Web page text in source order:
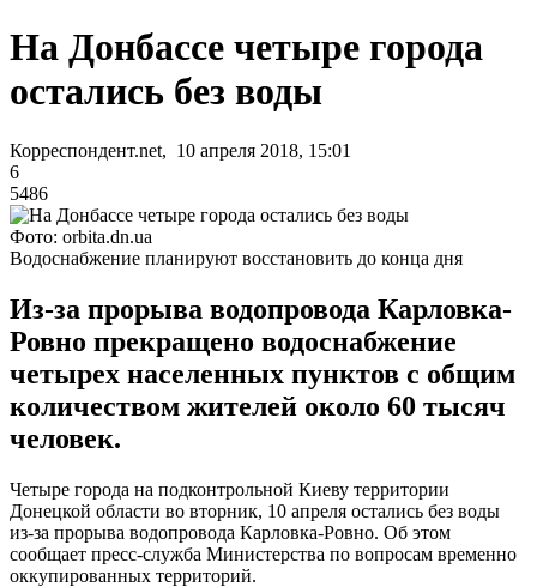
На Донбассе четыре города
остались без воды
Корреспондент.net, 10 апреля 2018, 15:01
6
5486
Фото: orbita.dn.ua
Водоснабжение планируют восстановить до конца дня
Из-за прорыва водопровода Карловка-
Ровно прекращено водоснабжение
четырех населенных пунктов с общим
количеством жителей около 60 тысяч
человек.
Четыре города на подконтрольной Киеву территории
Донецкой области во вторник, 10 апреля остались без воды
из-за прорыва водопровода Карловка-Ровно. Об этом
сообщает пресс-служба Министерства по вопросам временно
оккупированных территорий.